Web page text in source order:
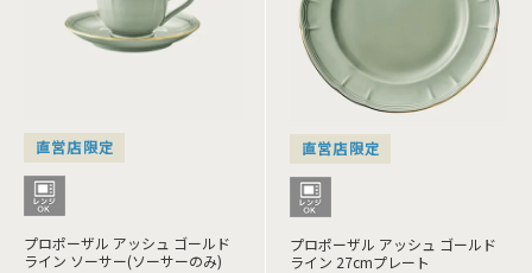
直営店限定
プロポーザル アッシュ ゴールド
ライン ソーサー(ソーサーのみ)
直営店限定
プロポーザル アッシュ ゴールド
ライン 27cmプレート